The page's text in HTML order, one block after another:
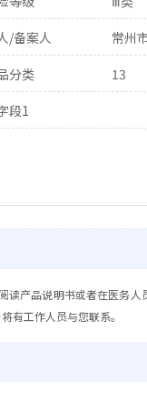
/备案人
常州
分类
13
段1
产品说明书或者在医务人
工作人员与您联系。